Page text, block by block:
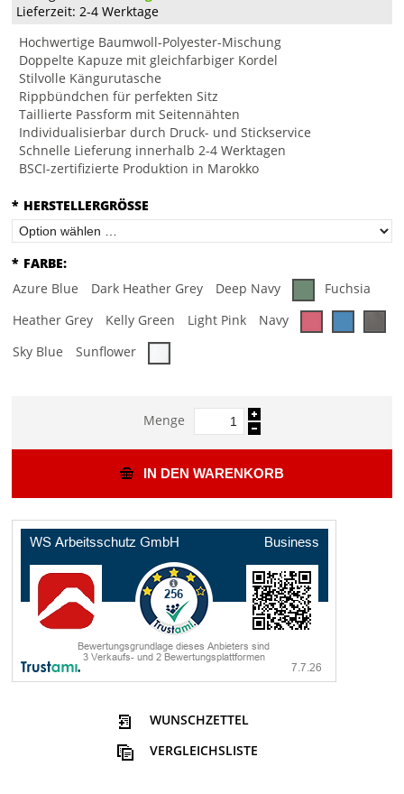
Lieferzeit: 2-4 Werktage
Hochwertige Baumwoll-Polyester-Mischung
Doppelte Kapuze mit gleichfarbiger Kordel
Stilvolle Kängurutasche
Rippbündchen für perfekten Sitz
Taillierte Passform mit Seitennähten
Individualisierbar durch Druck- und Stickservice
Schnelle Lieferung innerhalb 2-4 Werktagen
BSCI-zertifizierte Produktion in Marokko
* HERSTELLERGRÖSSE
* FARBE:
Azure Blue
Dark Heather Grey Deep Navy
Fuchsia
Heather Grey
Kelly Green Light Pink
Navy
Sky Blue
Sunflower
Menge
IN DEN WARENKORB
WUNSCHZETTEL
VERGLEICHSLISTE